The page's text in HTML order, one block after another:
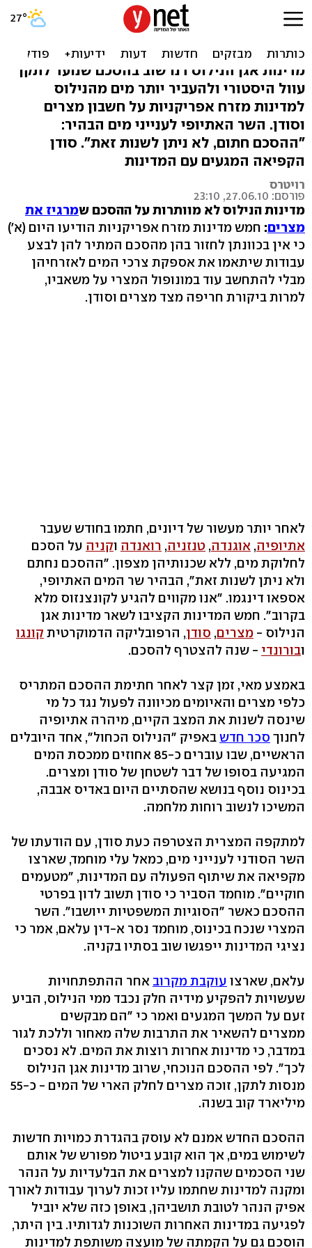
משבר המים במדינות הנילוס:
לא מוותרות למצרים
מדינות אגן הנילוס דנו שוב בהסכם שנועד לתקן
עוול היסטורי ולהעביר יותר מים מהנילוס
למדינות מזרח אפריקניות על חשבון מצרים
וסודן. השר האתיופי לענייני מים הבהיר:
"ההסכם חתום, לא ניתן לשנות זאת". סודן
הקפיאה המגעים עם המדינות
רויטרס
פורסם: 27.06.10, 23:10
מדינות הנילוס לא מוותרות על ההסכם שמרגיז את
מצרים: חמש מדינות מזרח אפריקניות הודיעו היום (א')
כי אין בכוונתן לחזור בהן מהסכם המתיר להן לבצע
עבודות שיתאמו את אספקת צרכי המים לאזרחיהן
מבלי להתחשב עוד במונופול המצרי על משאביו,
למרות ביקורת חריפה מצד מצרים וסודן.
לאחר יותר מעשור של דיונים, חתמו בחודש שעבר
אתיופיה, אוגנדה, טנזניה, רואנדה וקניה על הסכם
לחלוקת מים, ללא שכנותיהן מצפון. "ההסכם נחתם
ולא ניתן לשנות זאת", הבהיר שר המים האתיופי,
אספאו דינגמו. "אנו מקווים להגיע לקונצנזוס מלא
בקרוב". חמש המדינות הקציבו לשאר מדינות אגן
הנילוס - מצרים, סודן, הרפובליקה הדמוקרטית קונגו
ובורונדי - שנה להצטרף להסכם.
באמצע מאי, זמן קצר לאחר חתימת ההסכם המתריס
כלפי מצרים והאיומים מכיוונה לפעול נגד כל מי
שינסה לשנות את המצב הקיים, מיהרה אתיופיה
לחנוך סכר חדשבאפיק "הנילוס הכחול", אחד היובלים
הראשיים, שבו עוברים כ-85 אחוזים ממכסת המים
המגיעה בסופו של דבר לשטחן של סודן ומצרים.
בכינוס נוסף בנושא שהסתיים היום באדיס אבבה,
המשיכו לנשוב רוחות מלחמה.
למתקפה המצרית הצטרפה כעת סודן, עם הודעתו של
השר הסודני לענייני מים, כמאל עלי מוחמד, שארצו
מקפיאה את שיתוף הפעולה עם המדינות, "מטעמים
חוקיים". מוחמד הסביר כי סודן תשוב לדון בפרטי
ההסכם כאשר "הסוגיות המשפטיות ייושבו". השר
המצרי שנכח בכינוס, מוחמד נסר א-דין עלאם, אמר כי
נציגי המדינות ייפגשו שוב בסתיו בקניה.
עלאם, שארצו עוקבת מקרוב אחר ההתפתחויות
שעשויות להפקיע מידיה חלק נכבד ממי הנילוס, הביע
זעם על המשך המגעים ואמר כי "הם מבקשים
ממצרים להשאיר את התרבות שלה מאחור וללכת לגור
במדבר, כי מדינות אחרות רוצות את המים. לא נסכים
לכך". לפי ההסכם הנוכחי, שרוב מדינות אגן הנילוס
מנסות לתקן, זוכה מצרים לחלק הארי של המים - כ-55
מיליארד קוב בשנה.
ההסכם החדש אמנם לא עוסק בהגדרת כמויות חדשות
לשימוש במים, אך הוא קובע ביטול מפורש של אותם
שני הסכמים שהקנו למצרים את הבלעדיות על הנהר
ומקנה למדינות שחתמו עליו זכות לערוך עבודות לאורך
אפיק הנהר לטובת תושביהן, באופן כזה שלא יוביל
לפגיעה במדינות האחרות השוכנות לגדותיו. בין היתר,
הוסכם גם על הקמתה של מועצה משותפת למדינות